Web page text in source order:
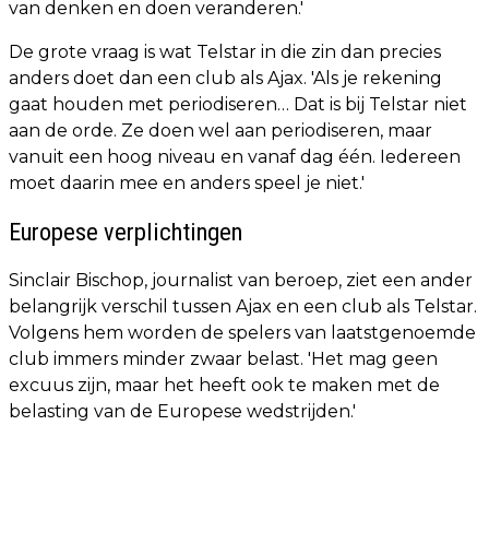
van denken en doen veranderen.'
De grote vraag is wat Telstar in die zin dan precies
anders doet dan een club als Ajax. 'Als je rekening
gaat houden met periodiseren… Dat is bij Telstar niet
aan de orde. Ze doen wel aan periodiseren, maar
vanuit een hoog niveau en vanaf dag één. Iedereen
moet daarin mee en anders speel je niet.'
Europese verplichtingen
Sinclair Bischop, journalist van beroep, ziet een ander
belangrijk verschil tussen Ajax en een club als Telstar.
Volgens hem worden de spelers van laatstgenoemde
club immers minder zwaar belast. 'Het mag geen
excuus zijn, maar het heeft ook te maken met de
belasting van de Europese wedstrijden.'